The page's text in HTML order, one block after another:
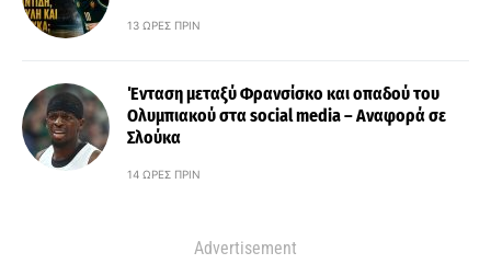
13 ΏΡΕΣ ΠΡΙΝ
Ένταση μεταξύ Φρανσίσκο και οπαδού του
Ολυμπιακού στα social media – Αναφορά σε
Σλούκα
14 ΏΡΕΣ ΠΡΙΝ
Advertisement